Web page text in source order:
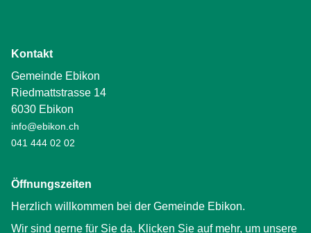
Kontakt
Gemeinde Ebikon
Riedmattstrasse 14
6030 Ebikon
info@ebikon.ch
041 444 02 02
Öffnungszeiten
Herzlich willkommen bei der Gemeinde Ebikon.
Wir sind gerne für Sie da. Klicken Sie auf mehr, um unsere